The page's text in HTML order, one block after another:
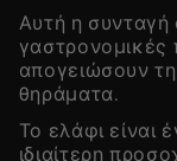
Αυτή η συνταγή
γαστρονομικές
απογειώσουν
θηράματα.
Το ελάφι είναι
ιδιαίτερη